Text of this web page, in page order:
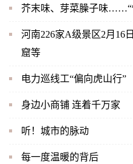
芥末味、芽菜臊子味……“
河南226家A级景区2月16
窟等
电力巡线工“偏向虎山行”
身边小商铺 连着千万家
听！城市的脉动
每一度温暖的背后